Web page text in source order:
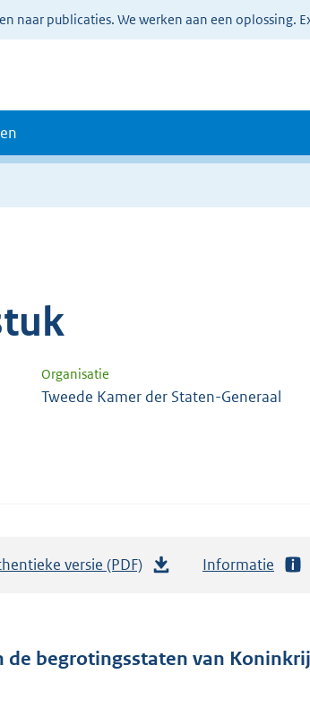
naar publicaties. We werken aan een oplossing.
Organisatie
Tweede Kamer der Staten-Generaal
versie (PDF)
a
Informatie
de begrotingsstaten van